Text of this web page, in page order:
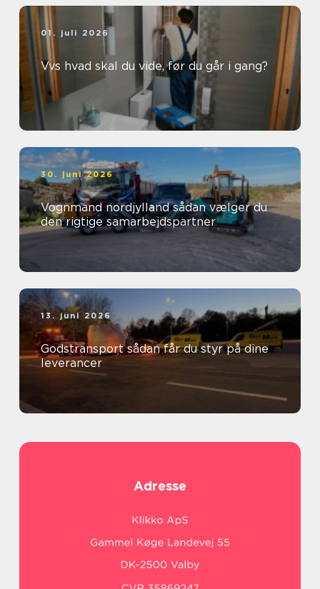
01. juli 2026
Vvs hvad skal du vide, før du går i gang?
30. juni 2026
Vognmand nordjylland sådan vælger du
den rigtige samarbejdspartner
13. juni 2026
Godstransport sådan får du styr på dine
leverancer
Adresse